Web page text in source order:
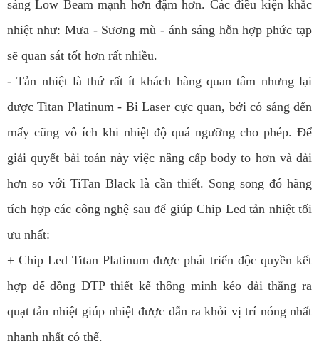
sáng Low Beam mạnh hơn đậm hơn. Các điều kiện khắc
nhiệt như: Mưa - Sương mù - ánh sáng hỗn hợp phức tạp
sẽ quan sát tốt hơn rất nhiều.
- Tản nhiệt là thứ rất ít khách hàng quan tâm nhưng lại
được Titan Platinum - Bi Laser cực quan, bởi có sáng đến
mấy cũng vô ích khi nhiệt độ quá ngưỡng cho phép. Để
giải quyết bài toán này việc nâng cấp body to hơn và dài
hơn so với TiTan Black là cần thiết. Song song đó hãng
tích hợp các công nghệ sau để giúp Chip Led tản nhiệt tối
ưu nhất:
+ Chip Led Titan Platinum được phát triển độc quyền kết
hợp đế đồng DTP thiết kế thông minh kéo dài thẳng ra
quạt tản nhiệt giúp nhiệt được dẫn ra khỏi vị trí nóng nhất
nhanh nhất có thể.